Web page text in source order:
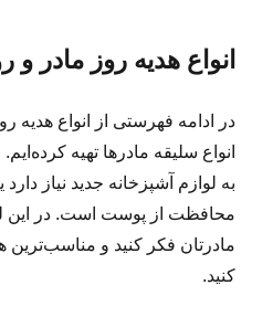
انواع هدیه روز مادر و
در ادامه فهرستی از انواع هدیه
انواع سلیقه مادرها تهیه
به لوازم آشپزخانه جدید نیاز دارد
محافظت از پوست است. در این
مادرتان فکر کنید و مناسب‌ترین
کنید.